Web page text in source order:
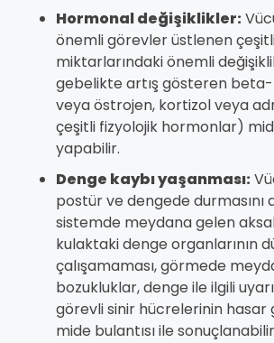
Hormonal değişiklikler:
önemli görevler üstlenen
miktarlarındaki önemli
gebelikte artış gösteren
veya östrojen, kortizol veya
çeşitli fizyolojik hormonlar)
yapabilir.
Denge kaybı yaşanması:
postür ve dengede durmasını
sistemde meydana gelen
kulaktaki denge organlarının
çalışamaması, görmede
bozukluklar, denge ile ilgili
görevli sinir hücrelerinin hasar
mide bulantısı ile